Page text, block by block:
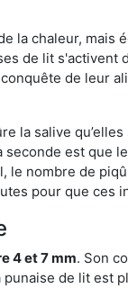
la chaleur,
de lit
de leur
la salive
est que
nombre de
pour que ces
4 et 7 mm. Son
de lit